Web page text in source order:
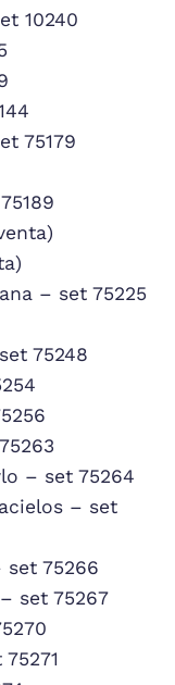
10240
75179
– set 75225
75248
– set 75264
– set
set 75266
set 75267